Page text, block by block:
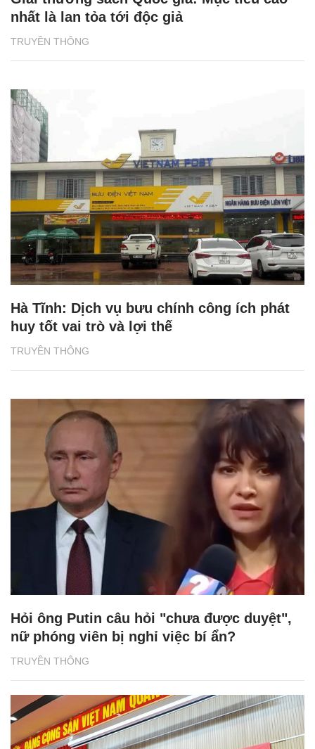
TRUYỀN THÔNG
nhất là lan tỏa tới độc giả
TRUYỀN THÔNG
Hà Tĩnh: Dịch vụ bưu chính công ích phát
huy tốt vai trò và lợi thế
TRUYỀN THÔNG
Hỏi ông Putin câu hỏi "chưa được duyệt",
nữ phóng viên bị nghỉ việc bí ẩn?